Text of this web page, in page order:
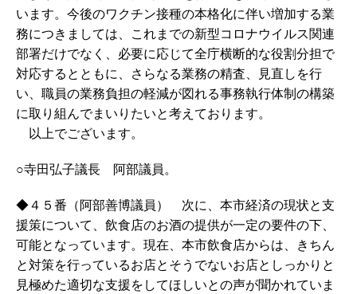
います。今後のワクチン接種の本格化に伴い増加する業
務につきましては、これまでの新型コロナウイルス関連
部署だけでなく、必要に応じて全庁横断的な役割分担で
対応するとともに、さらなる業務の精査、見直しを行
い、職員の業務負担の軽減が図れる事務執行体制の構築
に取り組んでまいりたいと考えております。
以上でございます。
○寺田弘子議長 阿部議員。
◆４５番（阿部善博議員） 次に、本市経済の現状と支
援策について、飲食店のお酒の提供が一定の要件の下、
可能となっています。現在、本市飲食店からは、きちん
と対策を行っているお店とそうでないお店としっかりと
見極めた適切な支援をしてほしいとの声が聞かれていま